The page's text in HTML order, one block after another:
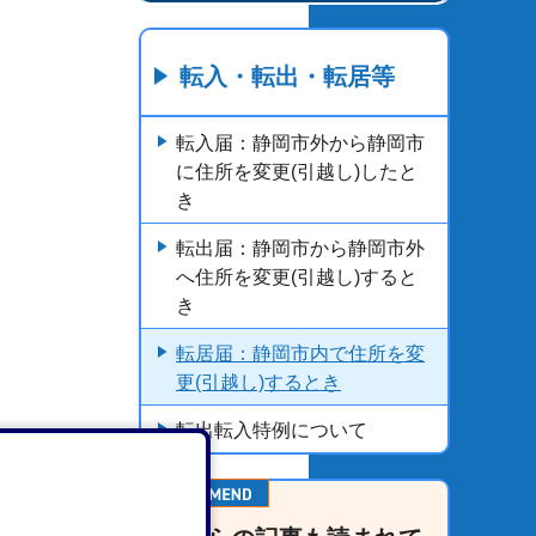
転入・転出・転居等
転入届：静岡市外から静岡市
に住所を変更(引越し)したと
き
転出届：静岡市から静岡市外
へ住所を変更(引越し)すると
き
転居届：静岡市内で住所を変
更(引越し)するとき
転出転入特例について